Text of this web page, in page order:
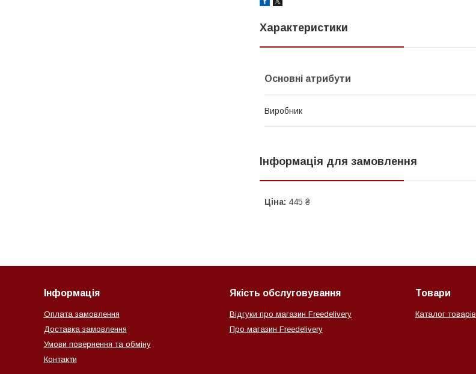
Характеристики
Основні атрибути
Виробник
Інформація для замовлення
Ціна: 445 ₴
Інформація
Оплата замовлення
Доставка замовлення
Умови повернення та обміну
Контакти
Якість обслуговування
Відгуки про магазин Freedelivery
Про магазин Freedelivery
Товари
Каталог товарів